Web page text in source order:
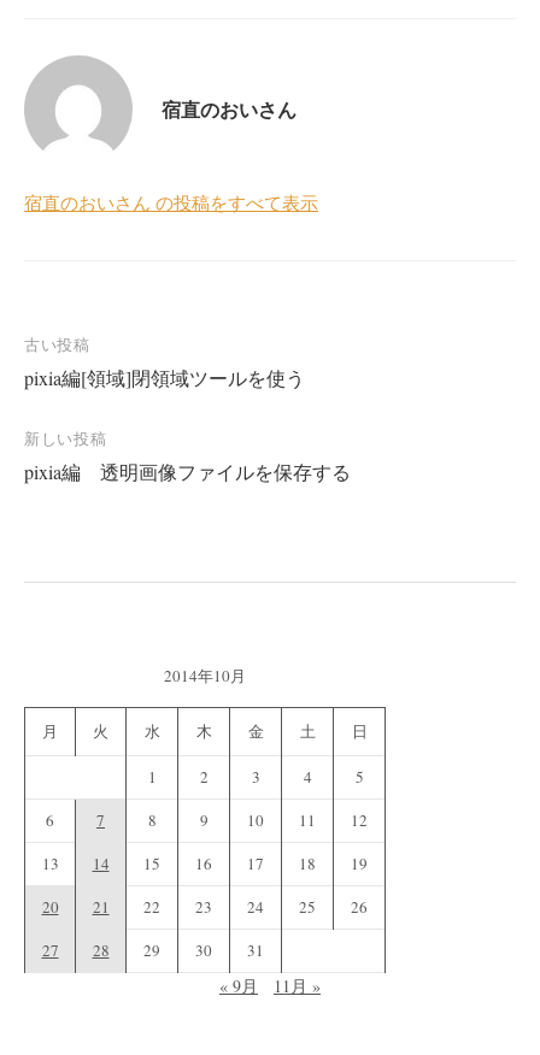
宿直のおいさん
宿直のおいさん の投稿をすべて表示
投
稿
ナ
ビ
ゲ
古い投稿
pixia編[領域]閉領域ツールを使う
新しい投稿
pixia編 透明画像ファイルを保存する
2014年10月
月 火 水 木 金 土 日
1 2 3 4
5
6
7 8 9 10 11
12
13
14 15 16 17 18
19
20
21 22 23 24 25
26
27
28 29 30 31
« 9月 11月 »